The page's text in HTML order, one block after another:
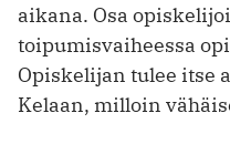
aikana. Osa
toipumisvaiheessa
Opiskelijan tulee itse
Kelaan, milloin